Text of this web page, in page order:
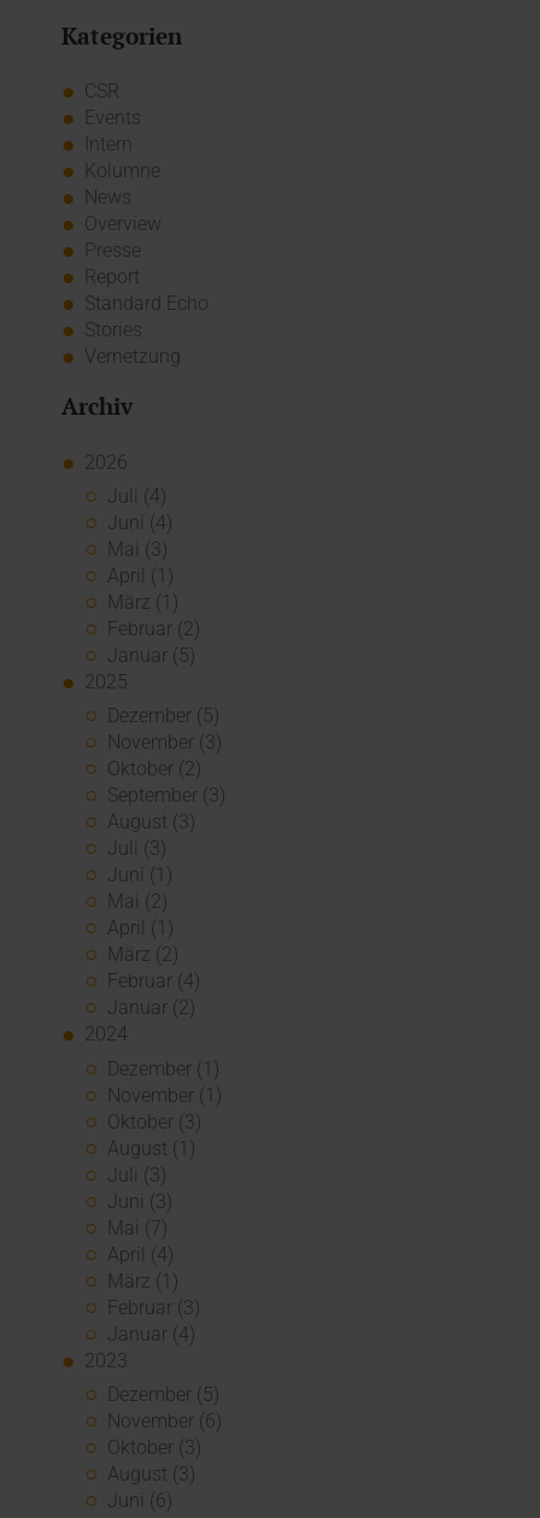
Kategorien
CSR
Events
Intern
Kolumne
News
Overview
Presse
Report
Standard Echo
Stories
Vernetzung
Archiv
2026
Juli (4)
Juni (4)
Mai (3)
April (1)
März (1)
Februar (2)
Januar (5)
2025
Dezember (5)
November (3)
Oktober (2)
September (3)
August (3)
Juli (3)
Juni (1)
Mai (2)
April (1)
März (2)
Februar (4)
Januar (2)
2024
Dezember (1)
November (1)
Oktober (3)
August (1)
Juli (3)
Juni (3)
Mai (7)
April (4)
März (1)
Februar (3)
Januar (4)
2023
Dezember (5)
November (6)
Oktober (3)
August (3)
Juni (6)